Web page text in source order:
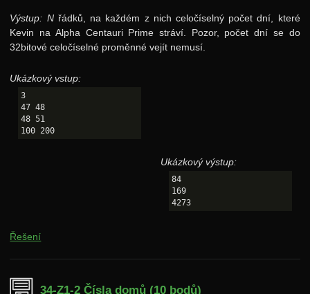
Výstup: Nřádků, na každém z nich celočíselný počet dní, které
Kevin na Alpha Centauri Prime stráví. Pozor, počet dní se do
32bitové celočíselné proměnné vejít nemusí.
Ukázkový vstup:
3
47 48
48 51
100 200
Ukázkový výstup:
84
169
4273
Řešení
34-Z1-2 Čísla domů (10 bodů)